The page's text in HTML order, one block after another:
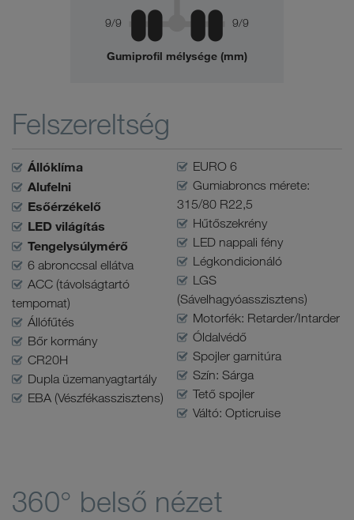
9/9 9/9
Gumiprofil mélysége (mm)
Felszereltség
Állóklíma
Alufelni
Esőérzékelő
LED világítás
Tengelysúlymérő
6 abronccsal ellátva
ACC (távolságtartó
tempomat)
Állófűtés
Bőr kormány
CR20H
Dupla üzemanyagtartály
EBA (Vészfékasszisztens)
EURO 6
Gumiabroncs mérete:
315/80 R22,5
Hűtőszekrény
LED nappali fény
Légkondicionáló
LGS
(Sávelhagyóasszisztens)
Motorfék: Retarder/Intarder
Óldalvédő
Spojler garnitúra
Szín: Sárga
Tető spojler
Váltó: Opticruise
360° belső nézet